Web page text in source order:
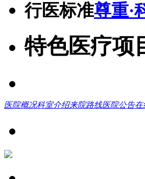
行医标准尊重·
特色医疗项
医院概况科室介绍来院路线医院公告在